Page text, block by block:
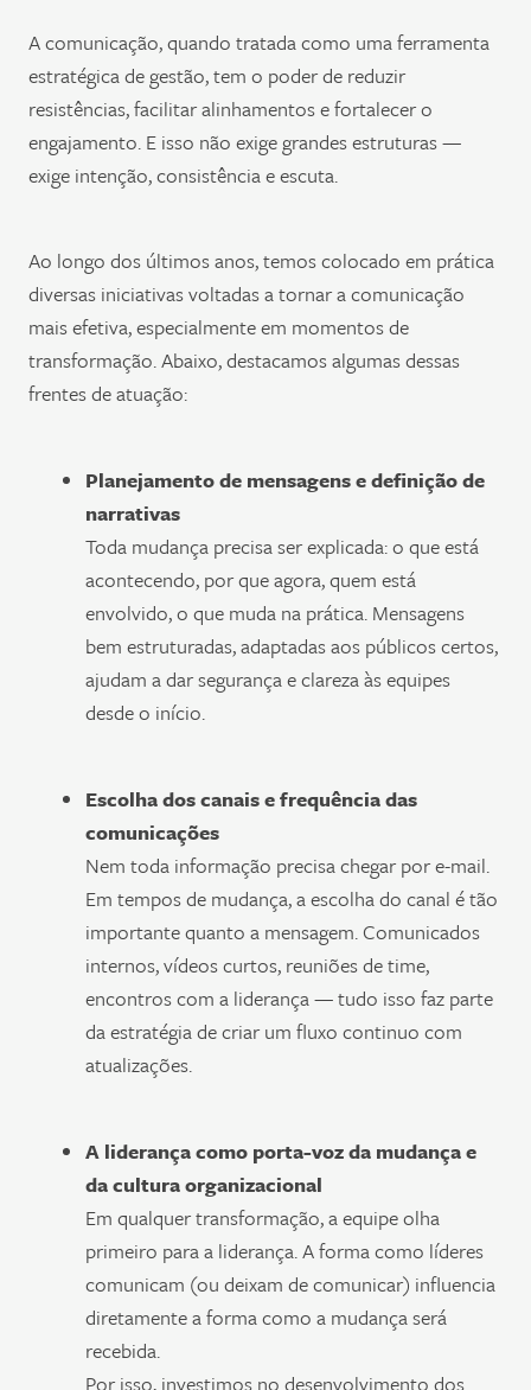
A comunicação, quando tratada como uma ferramenta
estratégica de gestão, tem o poder de reduzir
resistências, facilitar alinhamentos e fortalecer o
engajamento. E isso não exige grandes estruturas —
exige intenção, consistência e escuta.
Ao longo dos últimos anos, temos colocado em prática
diversas iniciativas voltadas a tornar a comunicação
mais efetiva, especialmente em momentos de
transformação. Abaixo, destacamos algumas dessas
frentes de atuação:
Planejamento de mensagens e definição de
narrativas
Toda mudança precisa ser explicada: o que está
acontecendo, por que agora, quem está
envolvido, o que muda na prática. Mensagens
bem estruturadas, adaptadas aos públicos certos,
ajudam a dar segurança e clareza às equipes
desde o início.
Escolha dos canais e frequência das
comunicações
Nem toda informação precisa chegar por e-mail.
Em tempos de mudança, a escolha do canal é tão
importante quanto a mensagem. Comunicados
internos, vídeos curtos, reuniões de time,
encontros com a liderança — tudo isso faz parte
da estratégia de criar um fluxo continuo com
atualizações.
A liderança como porta-voz da mudança e
da cultura organizacional
Em qualquer transformação, a equipe olha
primeiro para a liderança. A forma como líderes
comunicam (ou deixam de comunicar) influencia
diretamente a forma como a mudança será
recebida.
Por isso, investimos no desenvolvimento dos